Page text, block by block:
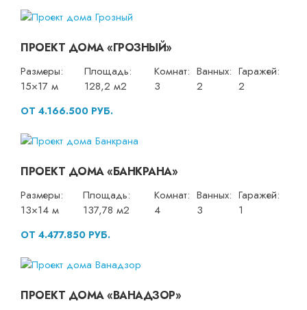
ПРОЕКТ ДОМА «ГРОЗНЫЙ»
Размеры:
15×17 м
Площадь:
128,2 м2
Комнат:
3
Ванных:
2
Гаражей:
2
ОТ 4.166.500 РУБ.
ПРОЕКТ ДОМА «БАНКРАНА»
Размеры:
13×14 м
Площадь:
137,78 м2
Комнат:
4
Ванных:
3
Гаражей:
1
ОТ 4.477.850 РУБ.
ПРОЕКТ ДОМА «ВАНАДЗОР»